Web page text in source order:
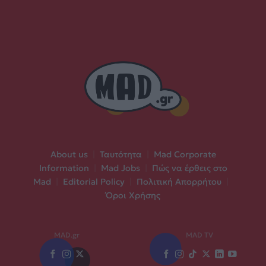
About us Ταυτότητα
Mad Corporate
Information
Mad Jobs
Πώς να έρθεις στο
Mad
Editorial Policy Πολιτική Απορρήτου
Όροι Χρήσης
MAD.gr MAD TV